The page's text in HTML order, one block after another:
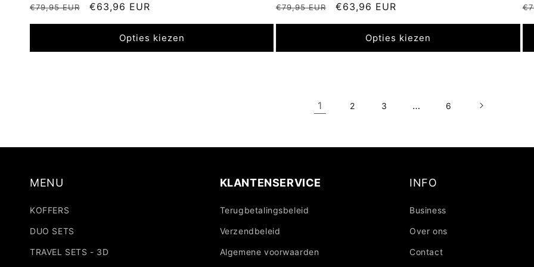
Normale
prijs
€79,95 EUR Aanbiedingsprijs
€63,96 EUR
Opties kiezen
Normale
prijs
€79,95 EUR Aanbiedingsprijs
€63,96 EUR
Opties kiezen
1 2 3 … 6
MENU
KOFFERS
DUO SETS
TRAVEL SETS - 3D
KLANTENSERVICE
Terugbetalingsbeleid
Verzendbeleid
Algemene voorwaarden
INFO
Business
Over ons
Contact